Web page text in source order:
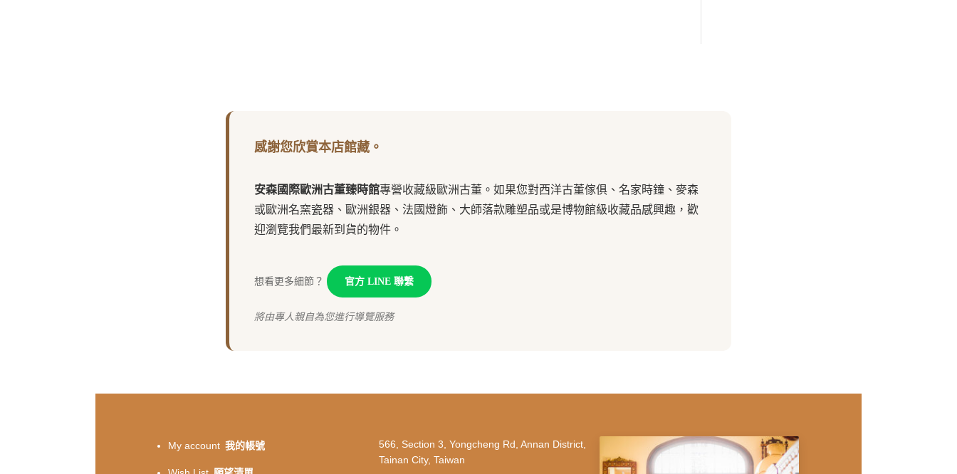
感謝您欣賞本店館藏。
安森國際歐洲古董臻時館專營收藏級歐洲古董。如果您對西洋古董傢俱、名家時鐘、麥森
或歐洲名窯瓷器、歐洲銀器、法國燈飾、大師落款雕塑品或是博物館級收藏品感興趣，歡
迎瀏覽我們最新到貨的物件。
想看更多細節？ 官方 LINE 聯繫
將由專人親自為您進行導覽服務
My account 我的帳號
566, Section 3, Yongcheng Rd, Annan District,
Tainan City, Taiwan